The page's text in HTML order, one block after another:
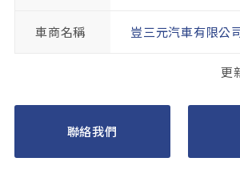
車商名稱 豈三元汽車有限公
更
聯絡我們